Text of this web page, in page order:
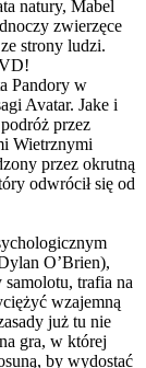
natury, Mabel
zwierzęce
strony ludzi.
Pandory w
Avatar. Jake i
przez
Wietrznymi
przez okrutną
odwrócił się od
O’Brien),
trafia na
wzajemną
już tu nie
gra, w której
by wydostać